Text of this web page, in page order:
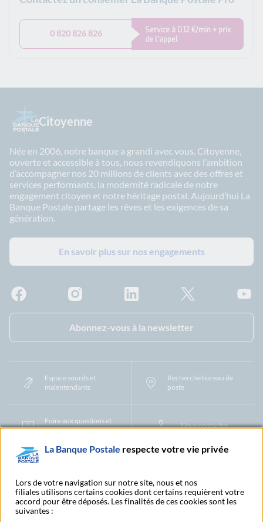
0 820 826 826
Service à 0.12 €/min + prix
de l’appel
Citoyenne
Née en 2006, notre banque a grandi avec vous. Citoyenne,
ouverte et accessible à tous, nous revendiquons l’ambition
d’accompagner nos 20 millions de clients avec des offres et
services performants, la modernité radicale de notre
engagement citoyen et notre héritage postal. Aujourd’hui La
Banque Postale partage les rêves et les exigences de sa
génération.
En savoir plus sur nos engagements
Abonnez-vous à la newsletter
Espace sourds et
malentendants
Recherche bureau de
poste
Foire aux questions et
centre d'aide
Nous contacter
Protection des Données à Caractère Personnel
Filiales et partenaires
Cookies Gestion des cookies Actualiser vos informations
Contestation et réclamation Coordonnées Centres Financiers
La Banque Postale respecte votre vie privée
Lors de votre navigation sur notre site, nous et nos
filiales utilisons certains cookies dont certains requièrent votre
accord pour être déposés. Les finalités de ces cookies sont les
suivantes :